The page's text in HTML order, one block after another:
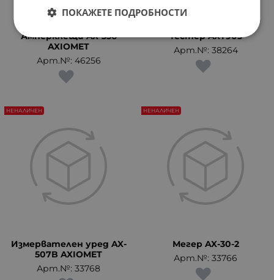
Амперклещи AX-356
AXIOMET
Арт.№: 46256
Тестер AXT903
Арт.№: 38264
Измервателен уред AX-
507B AXIOMET
Арт.№: 33768
НЕНАЛИЧЕН
Мегер AX-30-2
Арт.№: 33766
НЕНАЛИЧЕН
ПОКАЖЕТЕ ПОДРОБНОСТИ